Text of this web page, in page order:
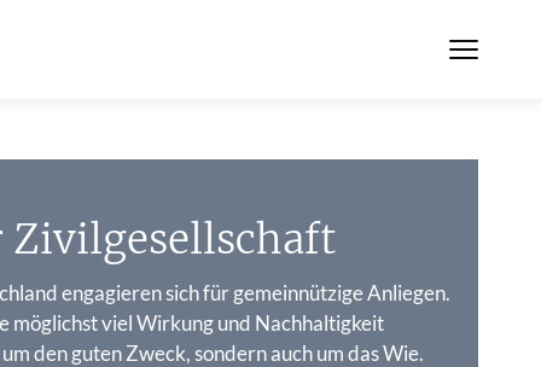
Zivilgesellschaft
engagieren sich für gemeinnützige Anliegen.
möglichst viel Wirkung und Nachhaltigkeit
den guten Zweck, sondern auch um das Wie.